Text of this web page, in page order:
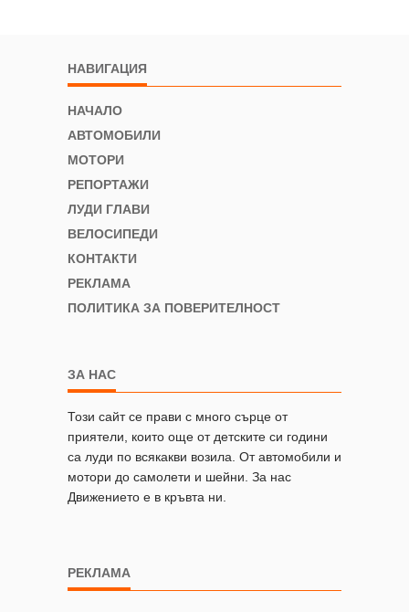
НАВИГАЦИЯ
НАЧАЛО
АВТОМОБИЛИ
МОТОРИ
РЕПОРТАЖИ
ЛУДИ ГЛАВИ
ВЕЛОСИПЕДИ
КОНТАКТИ
РЕКЛАМА
ПОЛИТИКА ЗА ПОВЕРИТЕЛНОСТ
ЗА НАС
Този сайт се прави с много сърце от
приятели, които още от детските си години
са луди по всякакви возила. От автомобили и
мотори до самолети и шейни. За нас
Движението е в кръвта ни.
РЕКЛАМА